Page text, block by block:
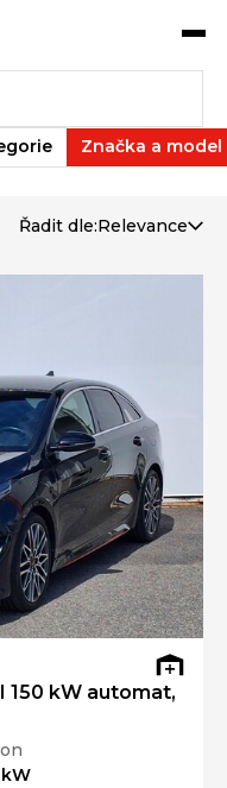
Značka a model
Řadit dle:Relevance
150 kW automat,
kW